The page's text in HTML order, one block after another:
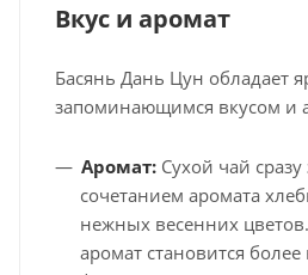
Вкус и аромат
Басянь Дань Цун обладает
запоминающимся вкусом и
Аромат: Сухой чай
сочетанием аромата
нежных весенних
аромат становится